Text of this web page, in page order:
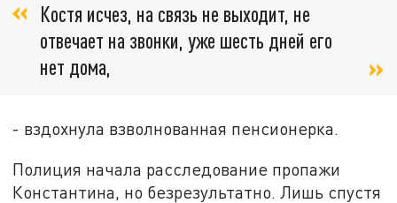
Костя исчез, на связь не выходит, не
отвечает на звонки, уже шесть дней его
нет дома,
- вздохнула взволнованная пенсионерка.
Полиция начала расследование пропажи
Константина, но безрезультатно. Лишь спустя